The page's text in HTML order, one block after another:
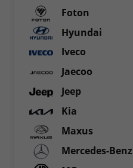
Foton
Hyundai
Iveco
Jaecoo
Jeep
Kia
Maxus
Mercedes-Benz